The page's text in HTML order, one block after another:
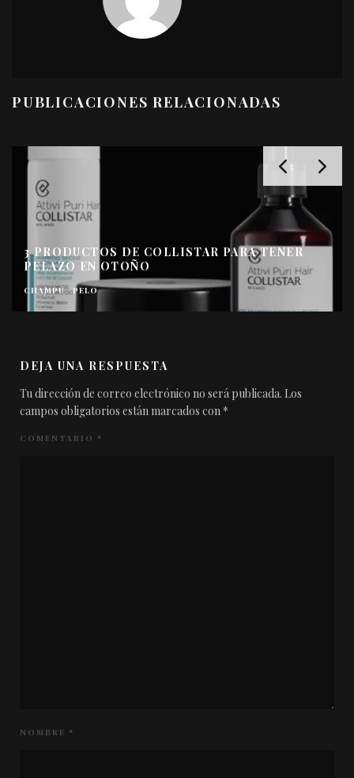
PUBLICACIONES RELACIONADAS
THE ORGANIC SPA: LUJO ORIENTAL SIN
DE MADRID
CENTROS DE ESTÉTICA Y BELLEZA
COSMÉTICA DE
CREMAS Y TRATAMIENTOS
ESPACIOS Y TIENDAS
DEJA UNA RESPUESTA
Tu dirección de correo electrónico no será publicada. Los
campos obligatorios están marcados con *
COMENTARIO *
NOMBRE *